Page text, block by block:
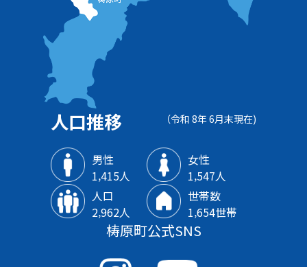
人口推移 （令和 8年 6月末現在)
男性
1‚415人
女性
1‚547人
人口
2‚962人
世帯数
1‚654世帯
梼原町公式SNS